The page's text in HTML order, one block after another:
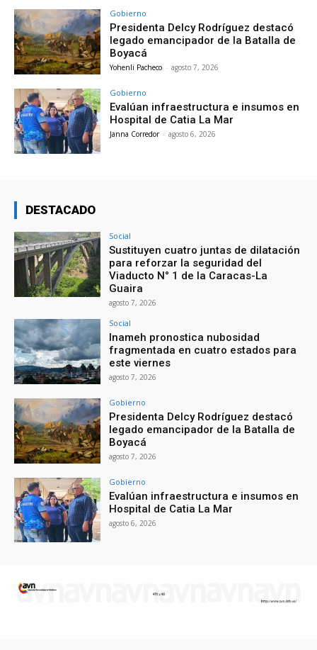
Gobierno
Presidenta Delcy Rodríguez destacó
legado emancipador de la Batalla de
Boyacá
Yohenli Pacheco - agosto 7, 2026
Gobierno
Evalúan infraestructura e insumos en
Hospital de Catia La Mar
Janna Corredor - agosto 6, 2026
DESTACADO
Social
Sustituyen cuatro juntas de dilatación
para reforzar la seguridad del
Viaducto N° 1 de la Caracas-La
Guaira
agosto 7, 2026
Social
Inameh pronostica nubosidad
fragmentada en cuatro estados para
este viernes
agosto 7, 2026
Gobierno
Presidenta Delcy Rodríguez destacó
legado emancipador de la Batalla de
Boyacá
agosto 7, 2026
Gobierno
Evalúan infraestructura e insumos en
Hospital de Catia La Mar
agosto 6, 2026